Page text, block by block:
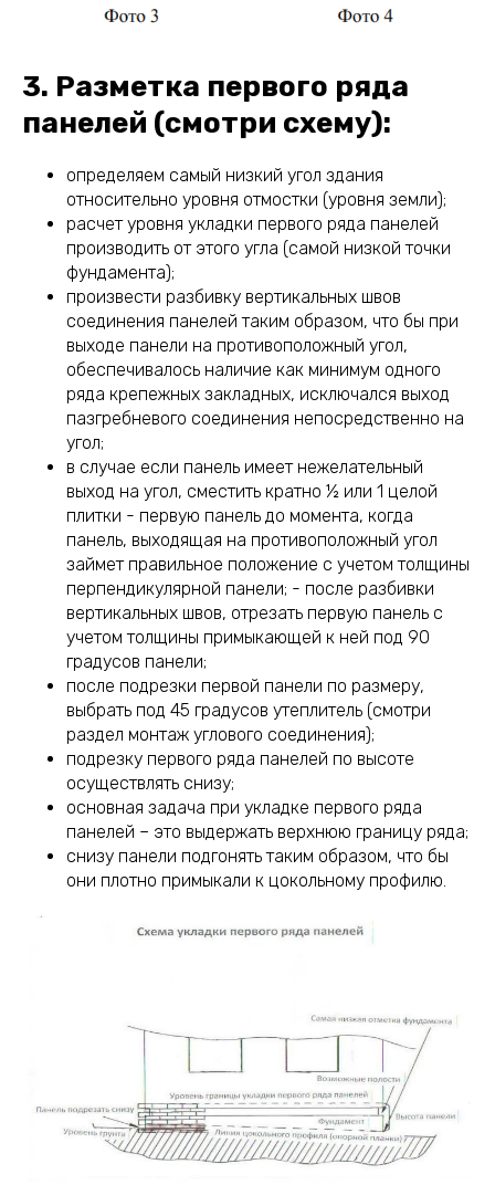
3. Разметка первого ряда
панелей (смотри схему):
определяем самый низкий угол здания
относительно уровня отмостки (уровня земли);
расчет уровня укладки первого ряда панелей
производить от этого угла (самой низкой точки
фундамента);
произвести разбивку вертикальных швов
соединения панелей таким образом, что бы при
выходе панели на противоположный угол,
обеспечивалось наличие как минимум одного
ряда крепежных закладных, исключался выход
пазгребневого соединения непосредственно на
угол;
в случае если панель имеет нежелательный
выход на угол, сместить кратно ½ или 1 целой
плитки - первую панель до момента, когда
панель, выходящая на противоположный угол
займет правильное положение с учетом толщины
перпендикулярной панели; - после разбивки
вертикальных швов, отрезать первую панель с
учетом толщины примыкающей к ней под 90
градусов панели;
после подрезки первой панели по размеру,
выбрать под 45 градусов утеплитель (смотри
раздел монтаж углового соединения);
подрезку первого ряда панелей по высоте
осуществлять снизу;
основная задача при укладке первого ряда
панелей – это выдержать верхнюю границу ряда;
снизу панели подгонять таким образом, что бы
они плотно примыкали к цокольному профилю.